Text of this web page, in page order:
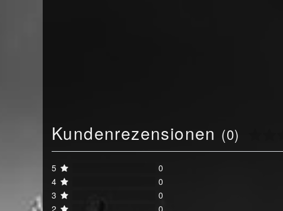
Kundenrezensionen (0)
5
0
4
0
3
0